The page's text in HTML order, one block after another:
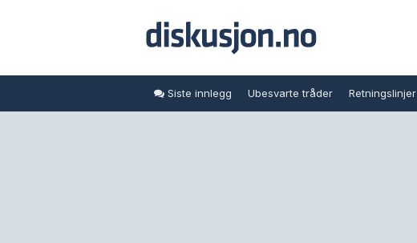
Siste innlegg Ubesvarte tråder Retningslinjer